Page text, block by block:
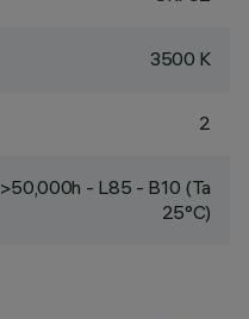
3500 K
2
>50,000h - L85 - B10 (Ta
25°C)